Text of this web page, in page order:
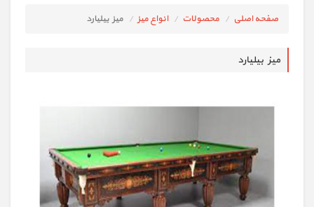
صفحه اصلی محصولات انواع میز میز بیلیارد
میز بیلیارد